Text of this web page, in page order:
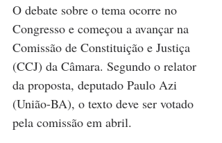
O debate sobre o tema ocorre no
Congresso e começou a avançar na
Comissão de Constituição e Justiça
(CCJ) da Câmara. Segundo o relator
da proposta, deputado Paulo Azi
(União-BA), o texto deve ser votado
pela comissão em abril.